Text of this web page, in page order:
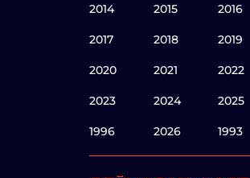
2014 2015 2016
2017 2018 2019
2020 2021 2022
2023 2024 2025
1996 2026 1993